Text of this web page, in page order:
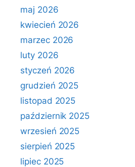
maj 2026
kwiecień 2026
marzec 2026
luty 2026
styczeń 2026
grudzień 2025
listopad 2025
październik 2025
wrzesień 2025
sierpień 2025
lipiec 2025